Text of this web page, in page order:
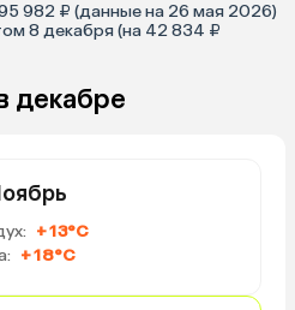
982 ₽ (данные на 26 мая 2026)
8 декабря (на 42 834 ₽
декабре
+13°C
+18°C